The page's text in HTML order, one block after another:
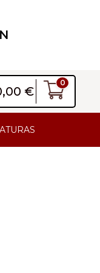
€
0